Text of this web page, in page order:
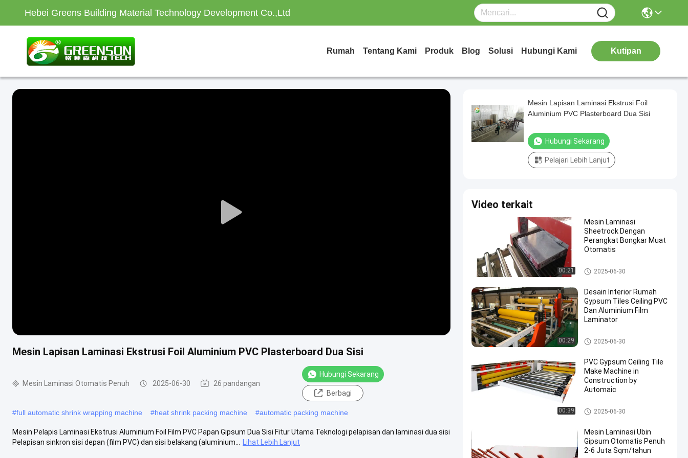
Hebei Greens Building Material Technology Development Co.,Ltd
Rumah Tentang Kami Produk Blog Solusi Hubungi Kami Kutipan
Play
Mesin Lapisan Laminasi Ekstrusi Foil Aluminium PVC Plasterboard Dua Sisi
Mesin Laminasi Otomatis Penuh 2025-06-30 26 pandangan
Hubungi Sekarang
Berbagi
#full automatic shrink wrapping machine #heat shrink packing machine #automatic packing machine
Mesin Pelapis Laminasi Ekstrusi Aluminium Foil Film PVC Papan Gipsum Dua Sisi Fitur Utama Teknologi pelapisan dan laminasi dua sisi
Pelapisan sinkron sisi depan (film PVC) dan sisi belakang (aluminium...
Lihat Lebih Lanjut
Mesin Lapisan Laminasi Ekstrusi Foil
Aluminium PVC Plasterboard Dua Sisi
Hubungi Sekarang
Pelajari Lebih Lanjut
Video terkait
00:21
Mesin Laminasi
Sheetrock Dengan
Perangkat Bongkar Muat
Otomatis
Mesin Laminasi Otomatis Pen
uh
2025-06-30
00:29
Desain Interior Rumah
Gypsum Tiles Ceiling PVC
Dan Aluminium Film
Laminator
Mesin Laminasi Otomatis Pen
uh
2025-06-30
00:39
PVC Gypsum Ceiling Tile
Make Machine in
Construction by
Automaic
Mesin Laminasi Otomatis Pen
uh
2025-06-30
Mesin Laminasi Ubin
Gipsum Otomatis Penuh
2-6 Juta Sqm/tahun